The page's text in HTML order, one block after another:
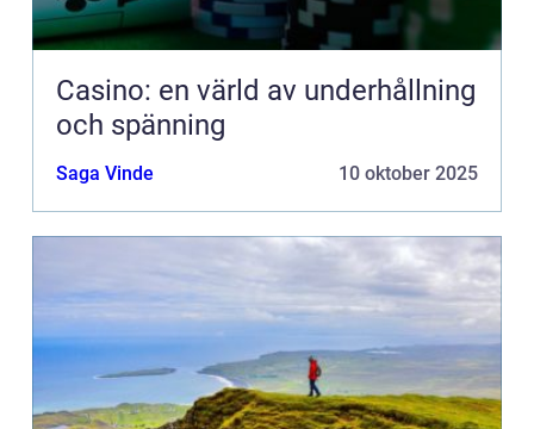
Casino: en värld av underhållning
och spänning
Saga Vinde 10 oktober 2025